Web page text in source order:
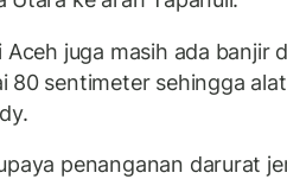
Aceh juga masih ada banjir
80 sentimeter sehingga
penanganan darurat